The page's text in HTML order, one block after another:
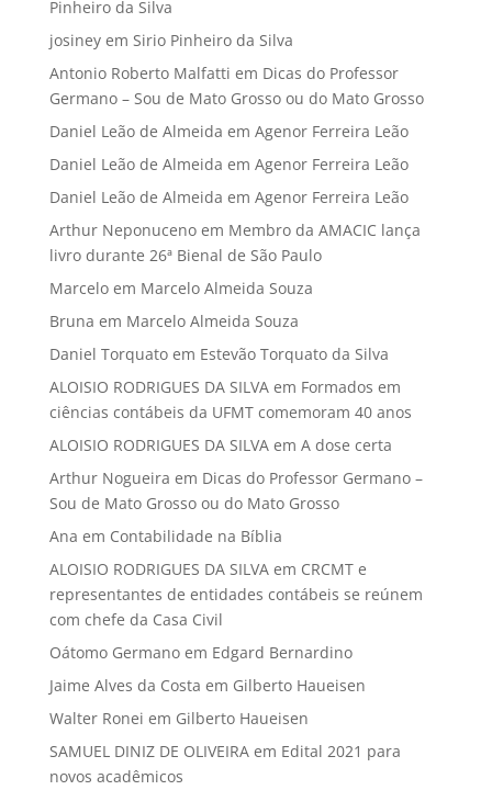
Pinheiro da Silva
josineyem Sirio Pinheiro da Silva
Antonio Roberto Malfatti em Dicas do Professor
Germano – Sou de Mato Grosso ou do Mato Grosso
Daniel Leão de Almeida em Agenor Ferreira Leão
Daniel Leão de Almeida em Agenor Ferreira Leão
Daniel Leão de Almeida em Agenor Ferreira Leão
Arthur Neponucenoem Membro da AMACIC lança
livro durante 26ª Bienal de São Paulo
Marceloem Marcelo Almeida Souza
Bruna em Marcelo Almeida Souza
Daniel Torquatoem Estevão Torquato da Silva
ALOISIO RODRIGUES DA SILVAem Formados em
ciências contábeis da UFMT comemoram 40 anos
ALOISIO RODRIGUES DA SILVAem A dose certa
Arthur Nogueira em Dicas do Professor Germano –
Sou de Mato Grosso ou do Mato Grosso
Ana em Contabilidade na Bíblia
ALOISIO RODRIGUES DA SILVAem CRCMT e
representantes de entidades contábeis se reúnem
com chefe da Casa Civil
Oátomo Germanoem Edgard Bernardino
Jaime Alves da Costa em Gilberto Haueisen
Walter Ronei em Gilberto Haueisen
SAMUEL DINIZ DE OLIVEIRAem Edital 2021 para
novos acadêmicos